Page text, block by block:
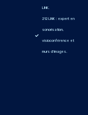
LINK.
212 LINK : expert en
sonorisation,
visioconférence et
murs d'images.